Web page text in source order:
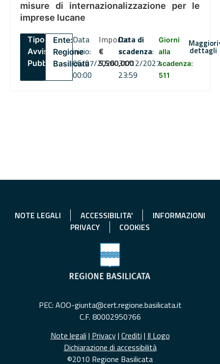
misure di internazionalizzazione per le
imprese lucane
Tipo:
Avviso
Pubblico
Ente:
Regione
Basilicata
Data
inizio:
06/07/2026
00:00
Importo
€
5,500,000
Data di
scadenza:
31/12/2027
23:59
Giorni
alla
scadenza:
511
Maggiori
dettagli
NOTE LEGALI ACCESSIBILITA'
INFORMAZIONI
PRIVACY
COOKIES
PEC: AOO-giunta@cert.regione.basilicata.it
C.F. 80002950766
Note legali | Privacy| Crediti | Il Logo
Dichiarazione di accessibilità
©2010 Regione Basilicata